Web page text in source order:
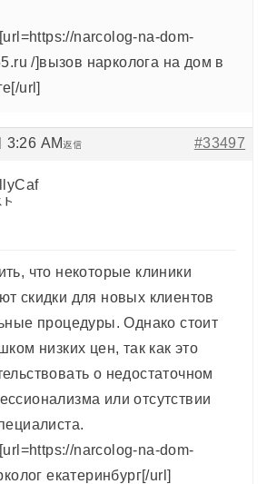
narcolog-na-dom-
/]вызов нарколога на дом в
url]
3:26 AM #33497
返信
что некоторые клиники
скидки для новых клиентов
процедуры. Однако стоит
низких цен, так как это
о недостаточном
или отсутствии
narcolog-na-dom-
екатеринбург[/url]